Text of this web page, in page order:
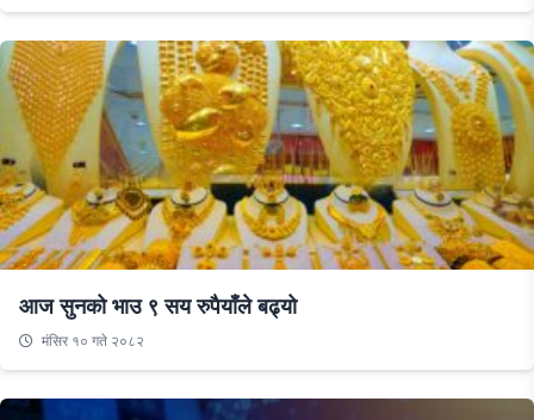
आज सुनको भाउ ९ सय रुपैयाँले बढ्यो
मंसिर १० गते २०८२